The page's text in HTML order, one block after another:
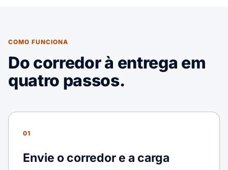
COMO FUNCIONA
Do corredor à entrega em
quatro passos.
01
Envie o corredor e a carga